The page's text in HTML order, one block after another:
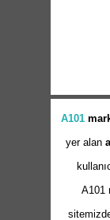
A101
yer alan
A101